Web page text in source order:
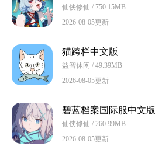
仙侠修仙 / 750.15MB
2026-08-05更新
猫跨栏中文版
益智休闲 / 49.39MB
2026-08-05更新
碧蓝档案国际服中文版
仙侠修仙 / 260.99MB
2026-08-05更新